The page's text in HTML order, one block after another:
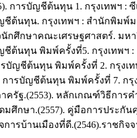
การบัญชีต้นทุน 1. กรุงเทพฯ : ซี
ชีต้นทุน. กรุงเทพฯ : สำนักพิมพ์
กศึกษาคณะเศรษฐศาสตร์. มห
ชีต้นทุน พิมพ์ครั้งที่5. กรุงเท
รบัญชีต้นทุน พิมพ์ครั้งที่ 2. กรุงเ
การบัญชีต้นทุน พิมพ์ครั้งที่ 7. กรุ
รัฐ.(2553). หลักเกณฑ์วิธีกา
มศึกษา.(2557). คู่มือการประ
รบ้านเมืองที่ดี.(2546).ราชกิจจ